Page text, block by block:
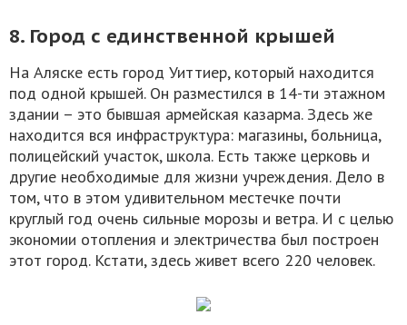
8. Город с единственной крышей
На Аляске есть город Уиттиер, который находится
под одной крышей. Он разместился в 14-ти этажном
здании – это бывшая армейская казарма. Здесь же
находится вся инфраструктура: магазины, больница,
полицейский участок, школа. Есть также церковь и
другие необходимые для жизни учреждения. Дело в
том, что в этом удивительном местечке почти
круглый год очень сильные морозы и ветра. И с целью
экономии отопления и электричества был построен
этот город. Кстати, здесь живет всего 220 человек.